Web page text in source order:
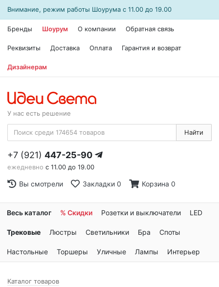
Внимание, режим работы Шоурума с 11.00 до 19.00
Бренды Шоурум О компании Обратная связь
Реквизиты Доставка Оплата Гарантия и возврат
Дизайнерам
У нас есть решение
Найти
+7 (921) 447-25-90
ежедневно с 11.00 до 19.00
Вы смотрели Закладки 0 Корзина 0
Весь каталог % Скидки Розетки и выключатели LED
Трековые Люстры Светильники Бра Споты
Настольные Торшеры Уличные Лампы Интерьер
Каталог товаров